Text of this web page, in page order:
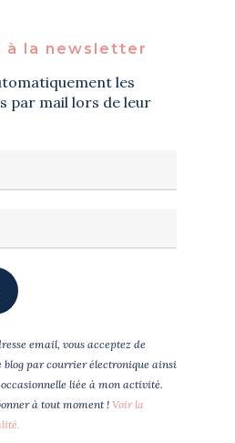
à la newsletter
les
par mail lors de leur
email, vous acceptez de
blog par courrier électronique ainsi
liée à mon activité.
à tout moment !Voir la